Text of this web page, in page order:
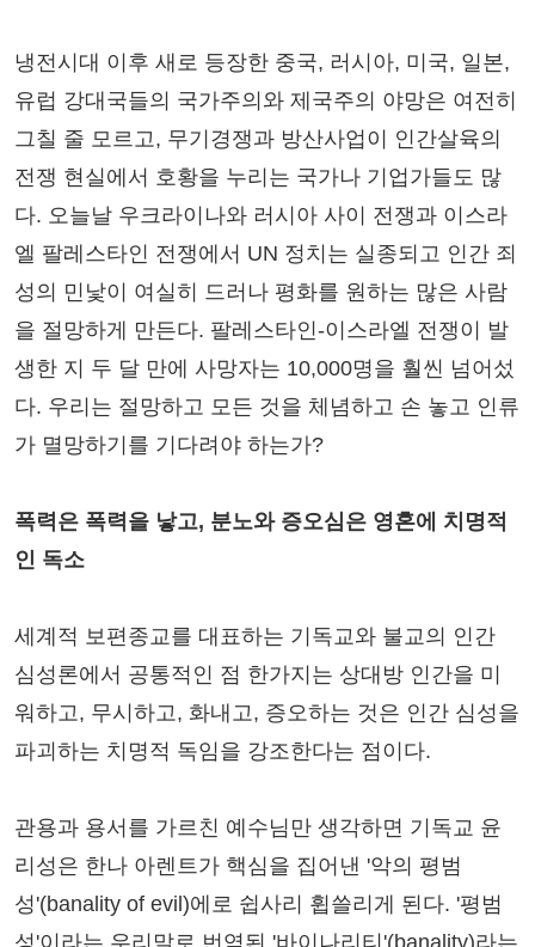
냉전시대 이후 새로 등장한 중국, 러시아, 미국, 일본,
유럽 강대국들의 국가주의와 제국주의 야망은 여전히
그칠 줄 모르고, 무기경쟁과 방산사업이 인간살육의
전쟁 현실에서 호황을 누리는 국가나 기업가들도 많
다. 오늘날 우크라이나와 러시아 사이 전쟁과 이스라
엘 팔레스타인 전쟁에서 UN 정치는 실종되고 인간 죄
성의 민낯이 여실히 드러나 평화를 원하는 많은 사람
을 절망하게 만든다. 팔레스타인-이스라엘 전쟁이 발
생한 지 두 달 만에 사망자는 10,000명을 훨씬 넘어섰
다. 우리는 절망하고 모든 것을 체념하고 손 놓고 인류
가 멸망하기를 기다려야 하는가?
폭력은 폭력을 낳고, 분노와 증오심은 영혼에 치명적
인 독소
세계적 보편종교를 대표하는 기독교와 불교의 인간
심성론에서 공통적인 점 한가지는 상대방 인간을 미
워하고, 무시하고, 화내고, 증오하는 것은 인간 심성을
파괴하는 치명적 독임을 강조한다는 점이다.
관용과 용서를 가르친 예수님만 생각하면 기독교 윤
리성은 한나 아렌트가 핵심을 집어낸 '악의 평범
성'(banality of evil)에로 쉽사리 휩쓸리게 된다. '평범